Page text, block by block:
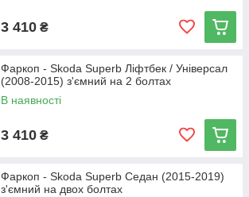
3 410 ₴
Фаркоп - Skoda Superb Ліфтбек / Універсал
(2008-2015) з'ємний на 2 болтах
В наявності
3 410 ₴
Фаркоп - Skoda Superb Седан (2015-2019)
з'ємний на двох болтах